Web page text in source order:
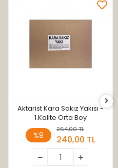
Aktarist Kara Sakız Yakısı -
1.Kalite Orta Boy
%9
264,00 TL
240,00 TL